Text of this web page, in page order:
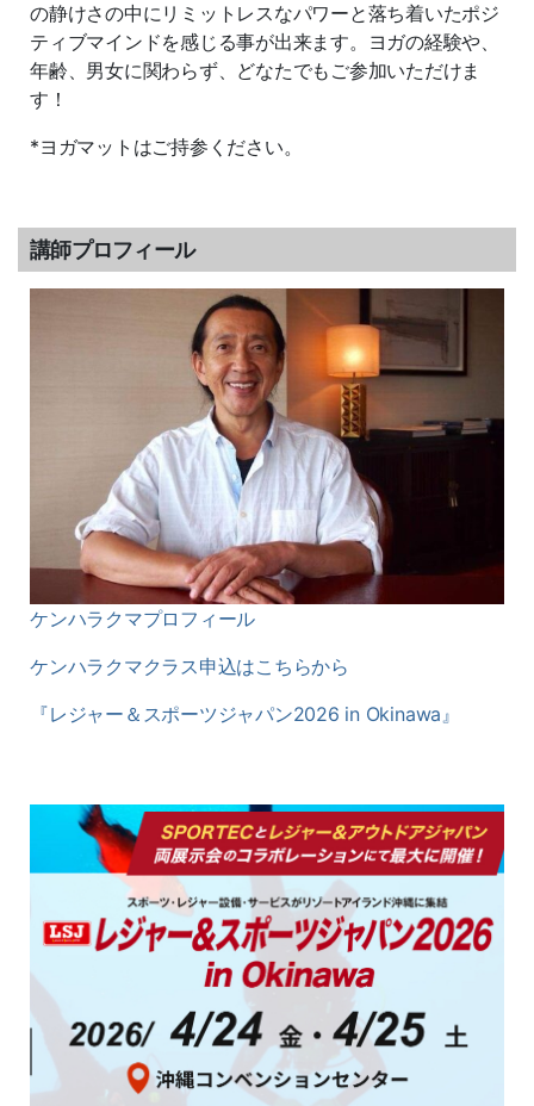
の静けさの中にリミットレスなパワーと落ち着いたポジ
ティブマインドを感じる事が出来ます。ヨガの経験や、
年齢、男女に関わらず、どなたでもご参加いただけま
す！
*ヨガマットはご持参ください。
講師プロフィール
ケンハラクマプロフィール
ケンハラクマクラス申込はこちらから
『レジャー＆スポーツジャパン2026 in Okinawa』